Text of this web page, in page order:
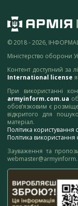
© 2018 - 2026,
Міністерство оборони
Контент доступний за
International license
При використанні
armyinform.com.ua
обов’язковим є
відкритого для
матеріал.
Політика
Політика використання
Зауваження та